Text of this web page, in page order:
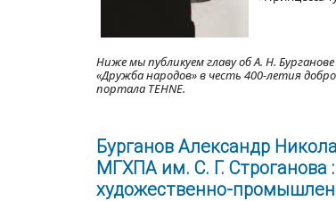
Ниже мы публикуем главу об А. Н.
«Дружба народов» в честь 400-летия
портала TEHNE.
Бурганов Александр
МГХПА им. С. Г. Строганова
художественно-